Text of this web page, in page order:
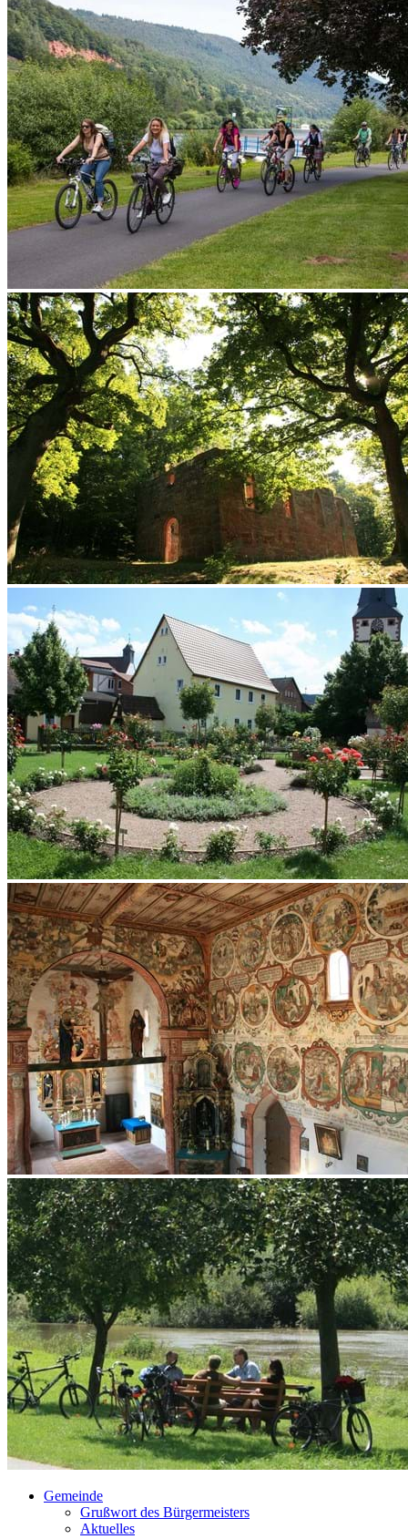
Gemeinde
Grußwort des Bürgermeisters
Aktuelles